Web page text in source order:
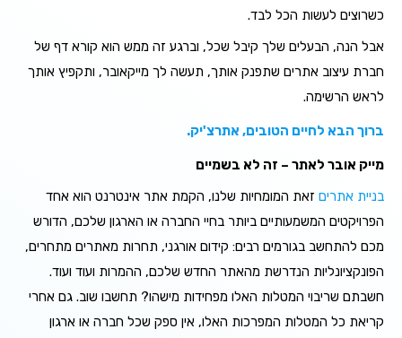
כשרוצים לעשות הכל לבד.
אבל הנה, הבעלים שלך קיבל שכל, וברגע זה ממש הוא קורא דף של
חברת עיצוב אתרים שתפנק אותך, תעשה לך מייקאובר, ותקפיץ אותך
לראש הרשימה.
ברוך הבא לחיים הטובים, אתרצ'יק.
מייק אובר לאתר – זה לא בשמיים
בניית אתרים זאת המומחיות שלנו, הקמת אתר אינטרנט הוא אחד
הפרויקטים המשמעותיים ביותר בחיי החברה או הארגון שלכם, הדורש
מכם להתחשב בגורמים רבים: קידום אורגני, תחרות מאתרים מתחרים,
הפונקציונליות הנדרשת מהאתר החדש שלכם, ההמרות ועוד ועוד.
חשבתם שריבוי המטלות האלו מפחידות מישהו? תחשבו שוב. גם אחרי
קריאת כל המטלות המפרכות האלו, אין ספק שכל חברה או ארגון